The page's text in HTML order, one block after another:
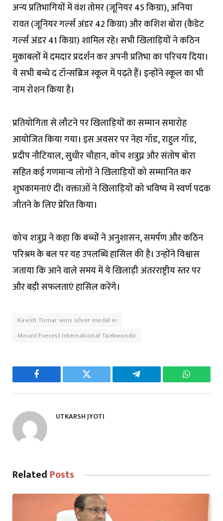
अन्य प्रतिभागियों में वंश तोमर (जूनियर 45 किग्रा), अनिया
रावत (जूनियर गर्ल्स अंडर 42 किग्रा) और कशिश बोरा (कैडेट
गर्ल्स अंडर 41 किग्रा) शामिल रहे। सभी खिलाड़ियों ने कठिन
मुकाबलों में दमदार प्रदर्शन कर अपनी प्रतिभा का परिचय दिया।
ये सभी बच्चे द टॉन्सब्रिज स्कूल में पढ़ते हैं। इन्होंने स्कूल का भी
नाम रोशन किया है।
प्रतियोगिता से लौटने पर खिलाड़ियों का सम्मान समारोह
आयोजित किया गया। इस अवसर पर नेहा गॉड, राहुल गॉड,
प्रदीप नौटियाल, सुधीर चौहान, कोच शत्रुघ्न और संतोष बोरा
सहित कई गणमान्य लोगों ने खिलाड़ियों को सम्मानित कर
शुभकामनाएं दीं। वक्ताओं ने खिलाड़ियों को भविष्य में स्वर्ण पदक
जीतने के लिए प्रेरित किया।
कोच शत्रुघ्न ने कहा कि बच्चों ने अनुशासन, समर्पण और कठिन
परिश्रम के बल पर यह उपलब्धि हासिल की है। उन्होंने विश्वास
जताया कि आने वाले समय में ये खिलाड़ी अंतरराष्ट्रीय स्तर पर
और बड़ी सफलताएं हासिल करेंगे।
Kavish Tomar wins silver medal in
Mount Everest International Taekwondo
Facebook Twitter Telegram
UTKARSH JYOTI
Related Posts